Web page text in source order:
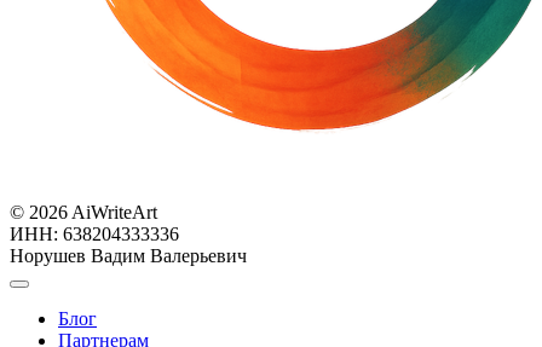
© 2026 AiWriteArt
ИНН: 638204333336
Норушев Вадим Валерьевич
Блог
Партнерам